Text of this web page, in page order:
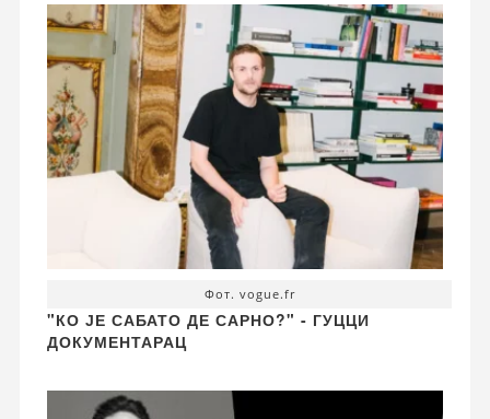
Фот. vogue.fr
"КО ЈЕ САБАТО ДЕ САРНО?" - ГУЦЦИ
ДОКУМЕНТАРАЦ